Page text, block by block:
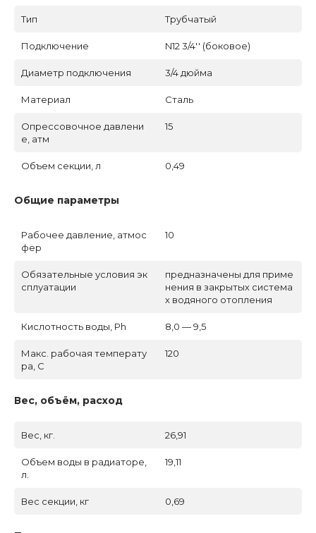
Тип Трубчатый
Подключение N12 3/4'' (боковое)
Диаметр подключения 3/4 дюйма
Материал Сталь
Опрессовочное давлени
е, атм
15
Объем секции, л 0,49
Общие параметры
Рабочее давление, атмос
фер
10
Обязательные условия эк
сплуатации
предназначены для приме
нения в закрытых система
х водяного отопления
Кислотность воды, Ph 8,0 — 9,5
Макс. рабочая температу
ра, C
120
Вес, объём, расход
Вес, кг. 26,91
Объем воды в радиаторе,
л.
19,11
Вес секции, кг 0,69